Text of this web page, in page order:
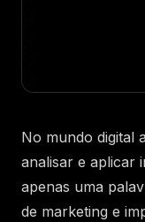
No mundo digital
analisar e aplicar
apenas uma
de marketing e